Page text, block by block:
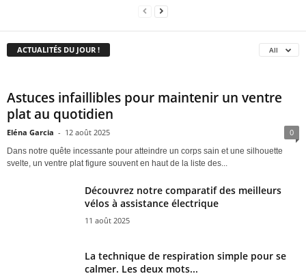
ACTUALITÉS DU JOUR ! All
Astuces infaillibles pour maintenir un ventre
plat au quotidien
Eléna Garcia - 12 août 2025 0
Dans notre quête incessante pour atteindre un corps sain et une silhouette
svelte, un ventre plat figure souvent en haut de la liste des...
Découvrez notre comparatif des meilleurs
vélos à assistance électrique
11 août 2025
La technique de respiration simple pour se
calmer. Les deux mots...